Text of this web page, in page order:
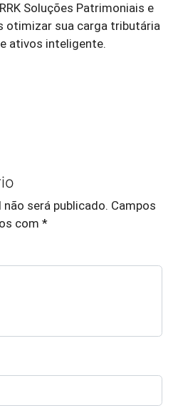
Soluções Patrimoniais e
otimizar sua carga tributária
ativos inteligente.
será publicado. Campos
com *